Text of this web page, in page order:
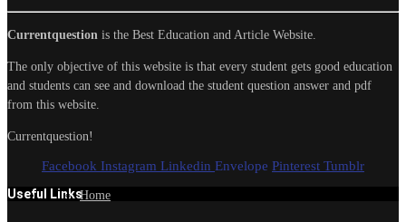
Currentquestion is the Best Education and Article Website.
The only objective of this website is that every student gets good education
and students can see and download the student question answer and pdf
from this website.
Currentquestion!
Facebook Instagram Linkedin Envelope Pinterest Tumblr
Useful LinksHome